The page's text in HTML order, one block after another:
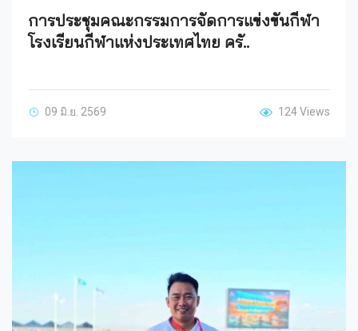
การประชุมคณะกรรมการจัดการแข่งขันกีฬา
โรงเรียนกีฬาแห่งประเทศไทย ครั..
09 มิ.ย. 2569 124 Views